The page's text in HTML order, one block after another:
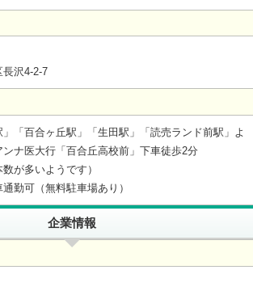
沢4-2-7
「百合ヶ丘駅」「生田駅」「読売ランド前駅」よ
ナ医大行「百合丘高校前」下車徒歩2分
が多いようです）
勤可（無料駐車場あり）
企業情報